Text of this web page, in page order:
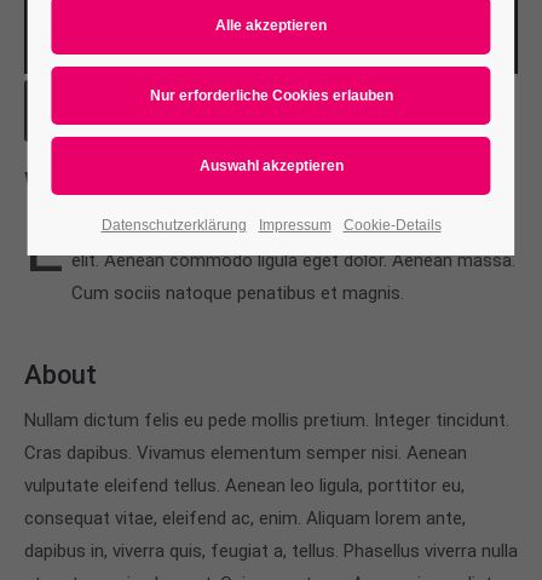
APPLE ROCKS
CURABITUR REM ULTRISIES
Whats new
L
orem ipsum dolor sit amet, consectetuer adipiscing
elit. Aenean commodo ligula eget dolor. Aenean massa.
Cum sociis natoque penatibus et magnis.
About
Nullam dictum felis eu pede mollis pretium. Integer tincidunt.
Cras dapibus. Vivamus elementum semper nisi. Aenean
vulputate eleifend tellus. Aenean leo ligula, porttitor eu,
consequat vitae, eleifend ac, enim. Aliquam lorem ante,
dapibus in, viverra quis, feugiat a, tellus. Phasellus viverra nulla
Datenschutzerklärung Impressum Cookie-Details